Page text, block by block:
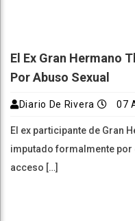
El Ex Gran Hermano
Por Abuso Sexual
Diario De Rivera 07
El ex participante de Gran
imputado formalmente por
acceso […]